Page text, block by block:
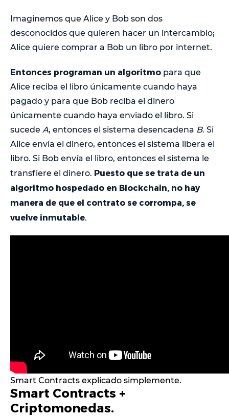
Imaginemos que Alice y Bob son dos
desconocidos que quieren hacer un intercambio;
Alice quiere comprar a Bob un libro por internet.
Entonces programan un algoritmo para que
Alice reciba el libro únicamente cuando haya
pagado y para que Bob reciba el dinero
únicamente cuando haya enviado el libro. Si
sucede A, entonces el sistema desencadena B. Si
Alice envía el dinero, entonces el sistema libera el
libro. Si Bob envía el libro, entonces el sistema le
transfiere el dinero. Puesto que se trata de un
algoritmo hospedado en Blockchain, no hay
manera de que el contrato se corrompa, se
vuelve inmutable.
Smart Contracts explicado simplemente.
Smart Contracts +
Criptomonedas.